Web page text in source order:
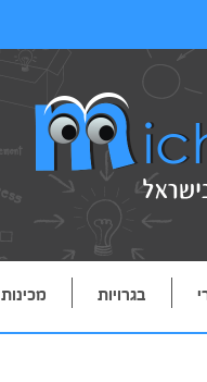
בגרויות מכינות